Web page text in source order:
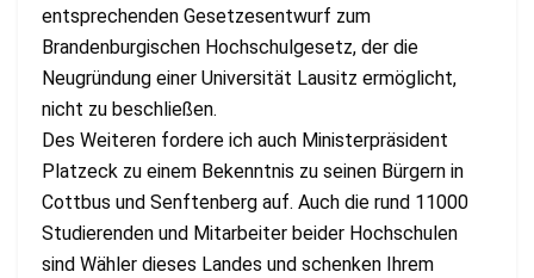
entsprechenden Gesetzesentwurf zum
Brandenburgischen Hochschulgesetz, der die
Neugründung einer Universität Lausitz ermöglicht,
nicht zu beschließen.
Des Weiteren fordere ich auch Ministerpräsident
Platzeck zu einem Bekenntnis zu seinen Bürgern in
Cottbus und Senftenberg auf. Auch die rund 11000
Studierenden und Mitarbeiter beider Hochschulen
sind Wähler dieses Landes und schenken Ihrem